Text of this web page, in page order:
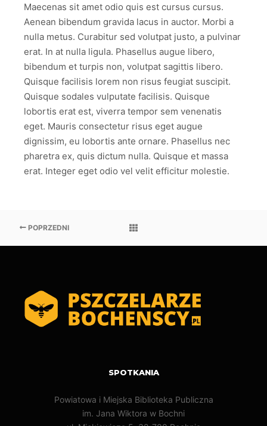
Maecenas sit amet odio quis est cursus cursus.
Aenean bibendum gravida lacus in auctor. Morbi a
nulla metus. Curabitur sed volutpat justo, a pulvinar
erat. In at nulla ligula. Phasellus augue libero,
bibendum et turpis non, volutpat sagittis libero.
Quisque facilisis lorem non risus feugiat suscipit.
Quisque sodales vulputate facilisis. Quisque
lobortis erat est, viverra tempor sem venenatis
eget. Mauris consectetur risus eget augue
dignissim, eu lobortis ante ornare. Phasellus nec
pharetra ex, quis dictum nulla. Quisque et massa
erat. Integer eget odio vel velit efficitur molestie.
POPRZEDNI
SPOTKANIA
Powiatowa i Miejska Biblioteka Publiczna
im. Jana Wiktora w Bochni